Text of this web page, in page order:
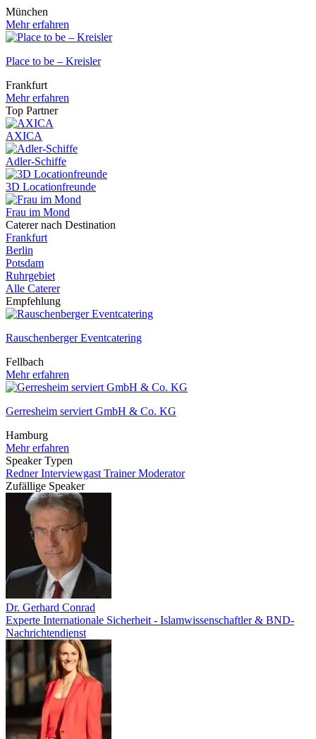
München
Mehr erfahren
Place to be – Kreisler
Frankfurt
Mehr erfahren
Top Partner
AXICA
Adler-Schiffe
3D Locationfreunde
Frau im Mond
Caterer nach Destination
Frankfurt
Berlin
Potsdam
Ruhrgebiet
Alle Caterer
Empfehlung
Rauschenberger Eventcatering
Fellbach
Mehr erfahren
Gerresheim serviert GmbH & Co. KG
Hamburg
Mehr erfahren
Speaker Typen
RednerInterviewgast TrainerModerator
Zufällige Speaker
Dr. Gerhard Conrad
Experte Internationale Sicherheit - Islamwissenschaftler & BND-
Nachrichtendienst